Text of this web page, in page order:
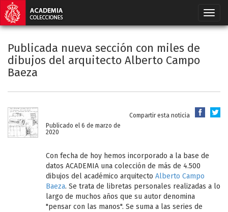
Publicada nueva sección con miles de
dibujos del arquitecto Alberto Campo
Baeza
Compartir esta noticia
Publicado el 6 de marzo de
2020
Con fecha de hoy hemos incorporado a la base de
datos ACADEMIA una colección de más de 4.500
dibujos del académico arquitecto Alberto Campo
Baeza. Se trata de libretas personales realizadas a lo
largo de muchos años que su autor denomina
"pensar con las manos". Se suma a las series de